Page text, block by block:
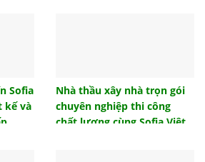
Việt
thất phòng ngủ đẹp hiện đại 2021
Sofia
kế và
Nhà thầu xây nhà trọn gói
chuyên nghiệp thi công
chất lượng cùng Sofia Việt